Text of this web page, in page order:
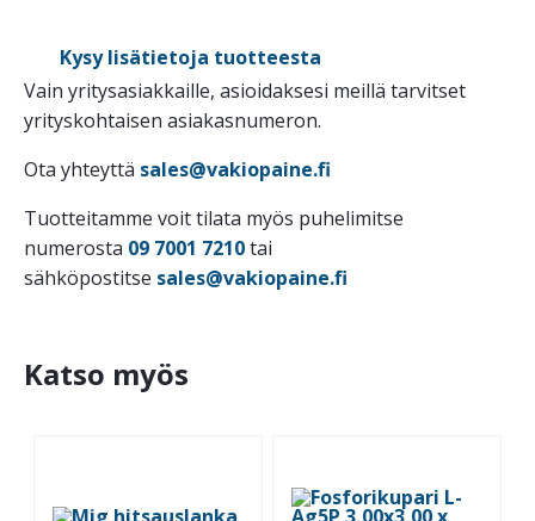
Kysy lisätietoja tuotteesta
Vain yritysasiakkaille, asioidaksesi meillä tarvitset
yrityskohtaisen asiakasnumeron.
Ota yhteyttä sales@vakiopaine.fi
Tuotteitamme voit tilata myös puhelimitse
numerosta 09 7001 7210tai
sähköpostitse sales@vakiopaine.fi
Katso myös